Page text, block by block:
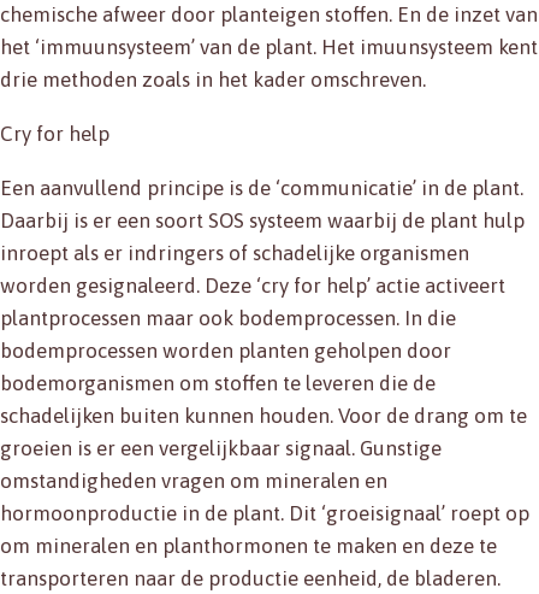
chemische afweer door planteigen stoffen. En de inzet van
het ‘immuunsysteem’ van de plant. Het imuunsysteem kent
drie methoden zoals in het kader omschreven.
Cry for help
Een aanvullend principe is de ‘communicatie’ in de plant.
Daarbij is er een soort SOS systeem waarbij de plant hulp
inroept als er indringers of schadelijke organismen
worden gesignaleerd. Deze ‘cry for help’ actie activeert
plantprocessen maar ook bodemprocessen. In die
bodemprocessen worden planten geholpen door
bodemorganismen om stoffen te leveren die de
schadelijken buiten kunnen houden. Voor de drang om te
groeien is er een vergelijkbaar signaal. Gunstige
omstandigheden vragen om mineralen en
hormoonproductie in de plant. Dit ‘groeisignaal’ roept op
om mineralen en planthormonen te maken en deze te
transporteren naar de productie eenheid, de bladeren.